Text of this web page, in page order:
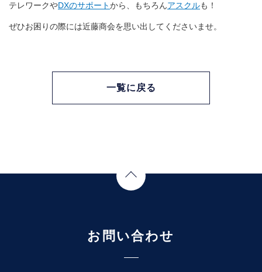
テレワークやDXのサポートから、もちろんアスクルも！
ぜひお困りの際には近藤商会を思い出してくださいませ。
一覧に戻る
お問い合わせ